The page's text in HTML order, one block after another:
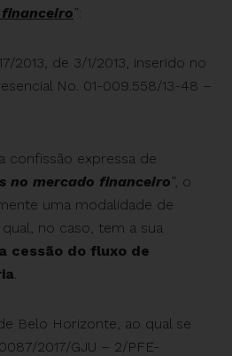
”:
2013, de 3/1/2013, inserido no
No. 01-009.558/13-48 –
confissão expressa de
no mercado financeiro”, o
uma modalidade de
no caso, tem a sua
cessão do fluxo de
.
Belo Horizonte, ao qual se
2017/GJU – 2/PFE-